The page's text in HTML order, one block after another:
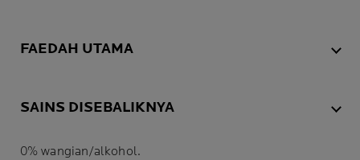
FAEDAH UTAMA
SAINS DISEBALIKNYA
0% wangian/alkohol.